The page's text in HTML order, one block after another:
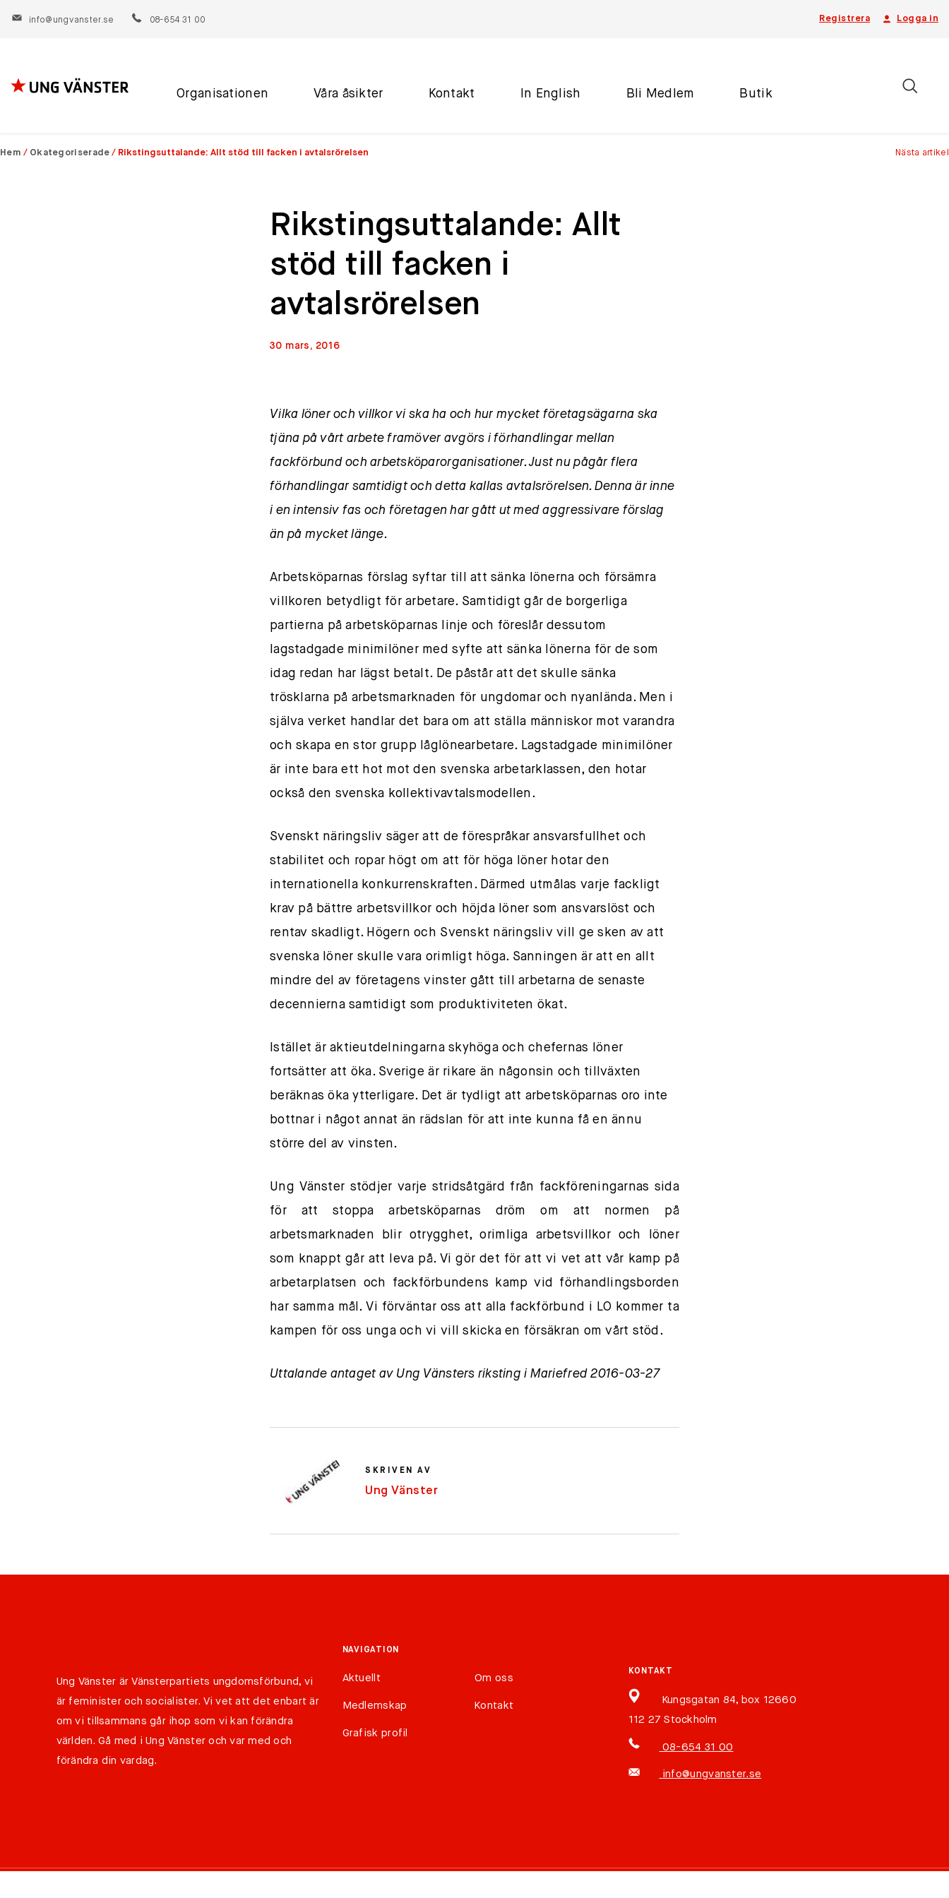
Registrera Logga in
info@ungvanster.se 08-654 31 00
Hoppa
Organisationen Våra åsikter Kontakt In English Bli Medlem Butik
Hem / Okategoriserade / Rikstingsuttalande: Allt stöd till facken i avtalsrörelsen Nästa artikel
Rikstingsuttalande: Allt
stöd till facken i
avtalsrörelsen
30 mars, 2016
Vilka löner och villkor vi ska ha och hur mycket företagsägarna ska
tjäna på vårt arbete framöver avgörs i förhandlingar mellan
fackförbund och arbetsköparorganisationer. Just nu pågår flera
förhandlingar samtidigt och detta kallas avtalsrörelsen. Denna är inne
i en intensiv fas och företagen har gått ut med aggressivare förslag
än på mycket länge.
Arbetsköparnas förslag syftar till att sänka lönerna och försämra
villkoren betydligt för arbetare. Samtidigt går de borgerliga
partierna på arbetsköparnas linje och föreslår dessutom
lagstadgade minimilöner med syfte att sänka lönerna för de som
idag redan har lägst betalt. De påstår att det skulle sänka
trösklarna på arbetsmarknaden för ungdomar och nyanlända. Men i
själva verket handlar det bara om att ställa människor mot varandra
och skapa en stor grupp låglönearbetare. Lagstadgade minimilöner
är inte bara ett hot mot den svenska arbetarklassen, den hotar
också den svenska kollektivavtalsmodellen.
Svenskt näringsliv säger att de förespråkar ansvarsfullhet och
stabilitet och ropar högt om att för höga löner hotar den
internationella konkurrenskraften. Därmed utmålas varje fackligt
krav på bättre arbetsvillkor och höjda löner som ansvarslöst och
rentav skadligt. Högern och Svenskt näringsliv vill ge sken av att
svenska löner skulle vara orimligt höga. Sanningen är att en allt
mindre del av företagens vinster gått till arbetarna de senaste
decennierna samtidigt som produktiviteten ökat.
Istället är aktieutdelningarna skyhöga och chefernas löner
fortsätter att öka. Sverige är rikare än någonsin och tillväxten
beräknas öka ytterligare. Det är tydligt att arbetsköparnas oro inte
bottnar i något annat än rädslan för att inte kunna få en ännu
större del av vinsten.
Ung Vänster stödjer varje stridsåtgärd från fackföreningarnas sida
för att stoppa arbetsköparnas dröm om att normen på
arbetsmarknaden blir otrygghet, orimliga arbetsvillkor och löner
som knappt går att leva på. Vi gör det för att vi vet att vår kamp på
arbetarplatsen och fackförbundens kamp vid förhandlingsborden
har samma mål. Vi förväntar oss att alla fackförbund i LO kommer ta
kampen för oss unga och vi vill skicka en försäkran om vårt stöd.
Uttalande antaget av Ung Vänsters riksting i Mariefred 2016-03-27
SKRIVEN AV
Ung Vänster
Ung Vänster är Vänsterpartiets ungdomsförbund, vi
är feminister och socialister. Vi vet att det enbart är
om vi tillsammans går ihop som vi kan förändra
världen. Gå med i Ung Vänster och var med och
förändra din vardag.
NAVIGATION
Aktuellt Om oss
Medlemskap Kontakt
Grafisk profil
KONTAKT
Kungsgatan 84, box 12660
112 27 Stockholm
08-654 31 00
info@ungvanster.se